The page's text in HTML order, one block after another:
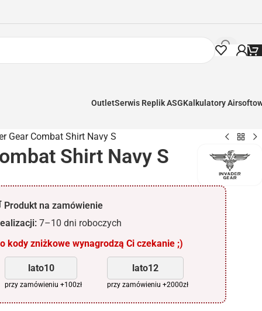
OutletSerwis Replik ASGKalkulatory
Gear Combat Shirt Navy S
Shirt Navy S
Produkt na zamówienie
7–10 dni roboczych
kody zniżkowe wynagrodzą Ci czekanie ;)
lato10
przy zamówieniu +100zł
lato12
przy zamówieniu +2000zł